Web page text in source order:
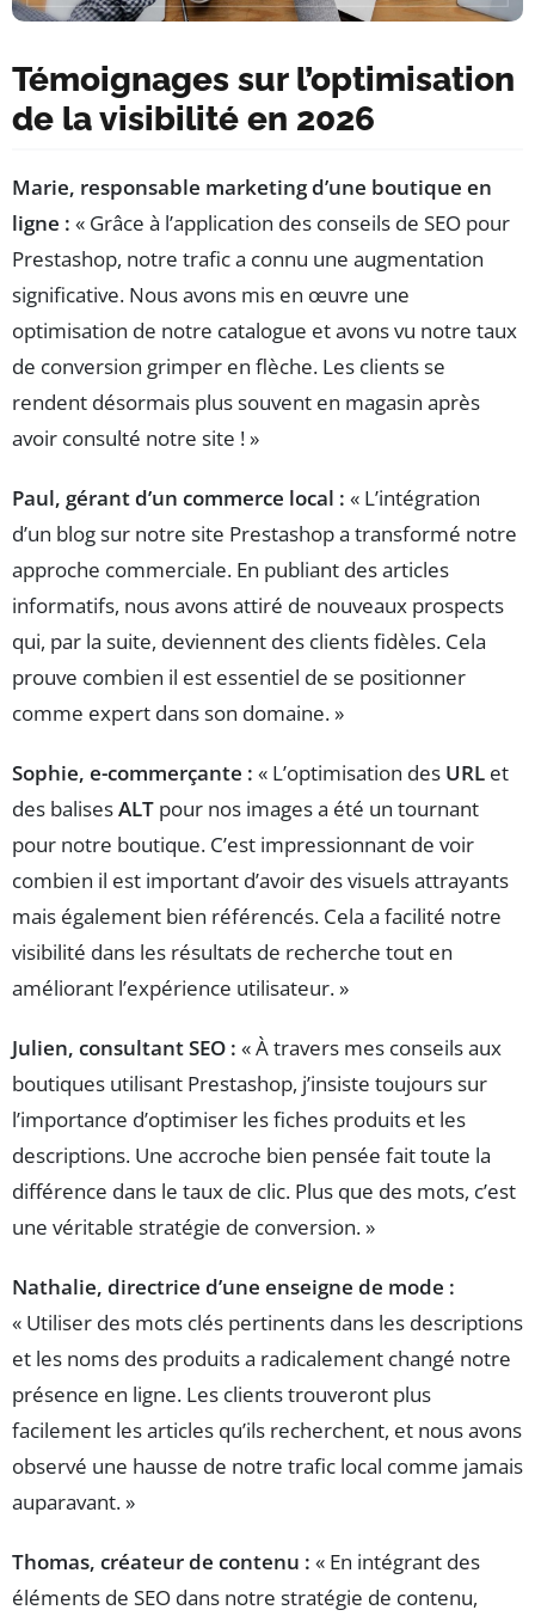
Témoignages sur l’optimisation
de la visibilité en 2026
Marie, responsable marketing d’une boutique en
ligne : « Grâce à l’application des conseils de SEO pour
Prestashop, notre trafic a connu une augmentation
significative. Nous avons mis en œuvre une
optimisation de notre catalogue et avons vu notre taux
de conversion grimper en flèche. Les clients se
rendent désormais plus souvent en magasin après
avoir consulté notre site ! »
Paul, gérant d’un commerce local : « L’intégration
d’un blog sur notre site Prestashop a transformé notre
approche commerciale. En publiant des articles
informatifs, nous avons attiré de nouveaux prospects
qui, par la suite, deviennent des clients fidèles. Cela
prouve combien il est essentiel de se positionner
comme expert dans son domaine. »
Sophie, e-commerçante : « L’optimisation des URL et
des balisesALT pour nos images a été un tournant
pour notre boutique. C’est impressionnant de voir
combien il est important d’avoir des visuels attrayants
mais également bien référencés. Cela a facilité notre
visibilité dans les résultats de recherche tout en
améliorant l’expérience utilisateur. »
Julien, consultant SEO : « À travers mes conseils aux
boutiques utilisant Prestashop, j’insiste toujours sur
l’importance d’optimiser les fiches produits et les
descriptions. Une accroche bien pensée fait toute la
différence dans le taux de clic. Plus que des mots, c’est
une véritable stratégie de conversion. »
Nathalie, directrice d’une enseigne de mode :
« Utiliser des mots clés pertinents dans les descriptions
et les noms des produits a radicalement changé notre
présence en ligne. Les clients trouveront plus
facilement les articles qu’ils recherchent, et nous avons
observé une hausse de notre trafic local comme jamais
auparavant. »
Thomas, créateur de contenu : « En intégrant des
éléments de SEO dans notre stratégie de contenu,